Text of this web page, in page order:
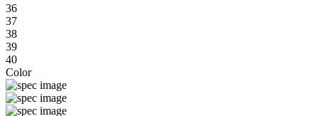
36
37
38
39
40
Color